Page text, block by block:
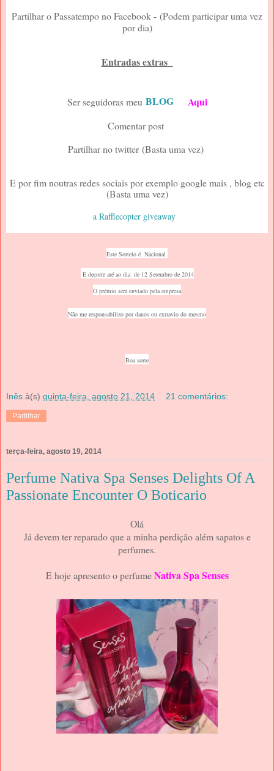
Partilhar o Passatempo no Facebook - (Podem participar uma vez
por dia)
Entradas extras
Ser seguidoras meu BLOG Aqui
Comentar post
Partilhar no twitter (Basta uma vez)
E por fim noutras redes sociais por exemplo google mais , blog etc
(Basta uma vez)
a Rafflecopter giveaway
Este Sorteio é Nacional
E decorre até ao dia de 12 Setembro de 2014
O prémio será enviado pela empresa
Não me responsabilizo por danos ou extravio do mesmo
Boa sorte
Inês à(s) quinta-feira, agosto 21, 2014 21 comentários:
Partilhar
terça-feira, agosto 19, 2014
Perfume Nativa Spa Senses Delights Of A
Passionate Encounter O Boticario
Olá
Já devem ter reparado que a minha perdição além sapatos e
perfumes.
E hoje apresento o perfumeNativa Spa Senses